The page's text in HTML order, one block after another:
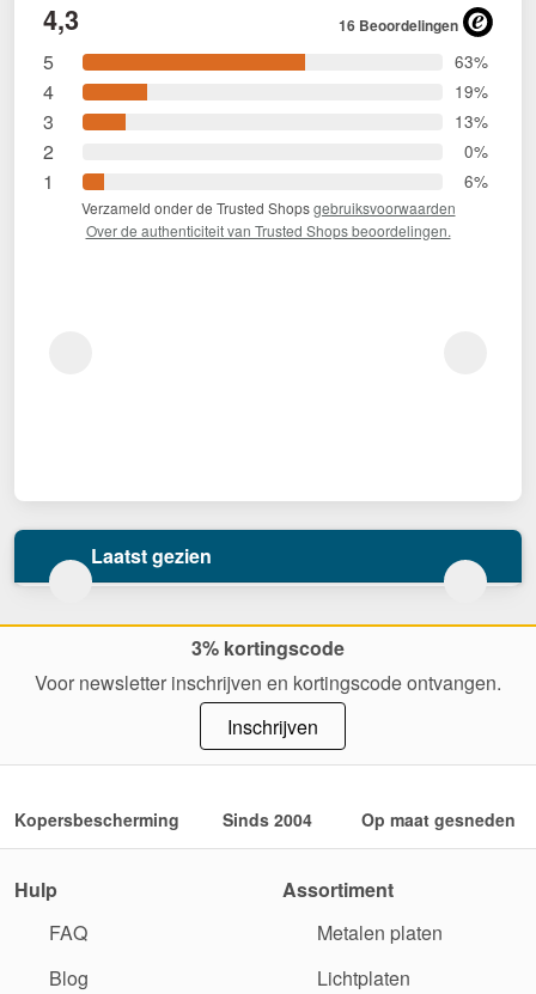
4,3 16 Beoordelingen
5 63%
4 19%
3 13%
2 0%
1 6%
Verzameld onder de Trusted Shopsgebruiksvoorwaarden
Over de authenticiteit van Trusted Shops beoordelingen.
Laatst gezien
3% kortingscode
Voor newsletter inschrijven en kortingscode ontvangen.
Inschrijven
Kopersbescherming Sinds 2004 Op maat gesneden
Hulp
FAQ
Blog
Assortiment
Metalen platen
Lichtplaten